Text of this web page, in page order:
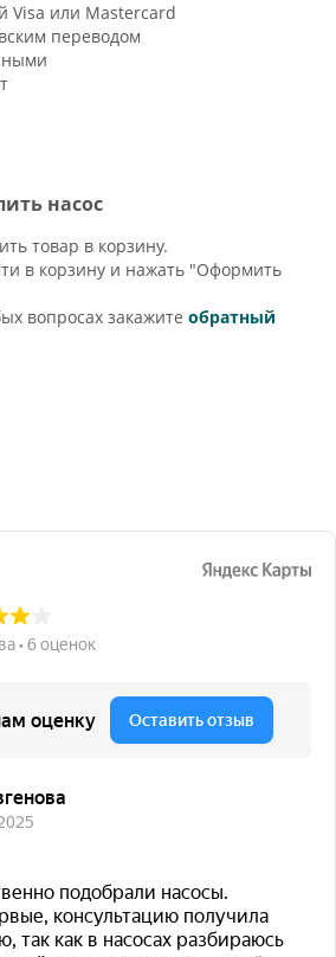
Visa или Mastercard
переводом
насос
товар в корзину.
в корзину и нажать "Оформить
вопросах закажите обратный